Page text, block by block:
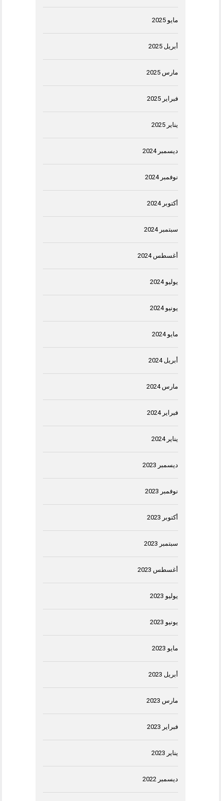
مايو 2025
أبريل 2025
مارس 2025
فبراير 2025
يناير 2025
ديسمبر 2024
نوفمبر 2024
أكتوبر 2024
سبتمبر 2024
أغسطس 2024
يوليو 2024
يونيو 2024
مايو 2024
أبريل 2024
مارس 2024
فبراير 2024
يناير 2024
ديسمبر 2023
نوفمبر 2023
أكتوبر 2023
سبتمبر 2023
أغسطس 2023
يوليو 2023
يونيو 2023
مايو 2023
أبريل 2023
مارس 2023
فبراير 2023
يناير 2023
ديسمبر 2022